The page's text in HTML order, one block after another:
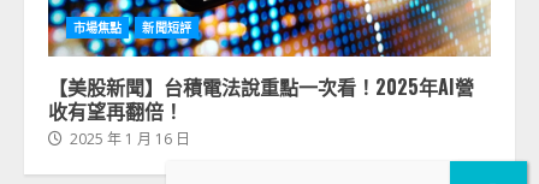
市場焦點 新聞短評
【美股新聞】台積電法說重點一次看！2025年AI營
收有望再翻倍！
2025 年 1 月 16 日